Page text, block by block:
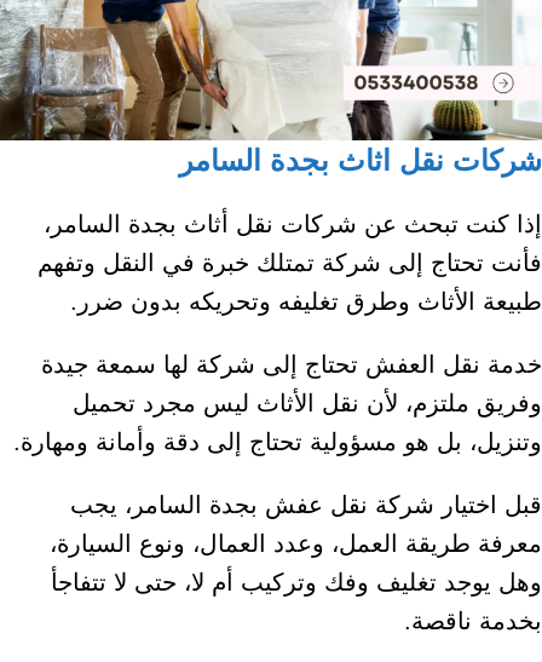
شركات نقل اثاث بجدة السامر
إذا كنت تبحث عن شركات نقل أثاث بجدة السامر،
فأنت تحتاج إلى شركة تمتلك خبرة في النقل وتفهم
طبيعة الأثاث وطرق تغليفه وتحريكه بدون ضرر.
خدمة نقل العفش تحتاج إلى شركة لها سمعة جيدة
وفريق ملتزم، لأن نقل الأثاث ليس مجرد تحميل
وتنزيل، بل هو مسؤولية تحتاج إلى دقة وأمانة ومهارة.
قبل اختيار شركة نقل عفش بجدة السامر، يجب
معرفة طريقة العمل، وعدد العمال، ونوع السيارة،
وهل يوجد تغليف وفك وتركيب أم لا، حتى لا تتفاجأ
بخدمة ناقصة.